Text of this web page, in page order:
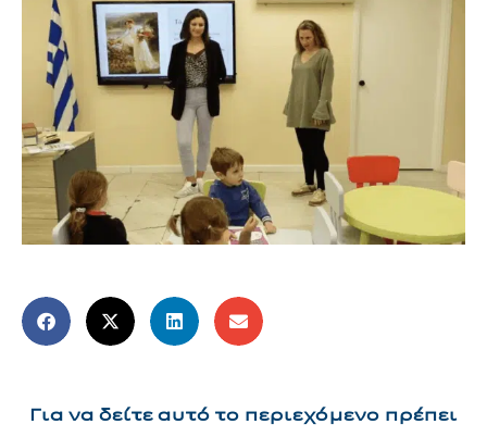
Για να δείτε αυτό το περιεχόμενο πρέπει